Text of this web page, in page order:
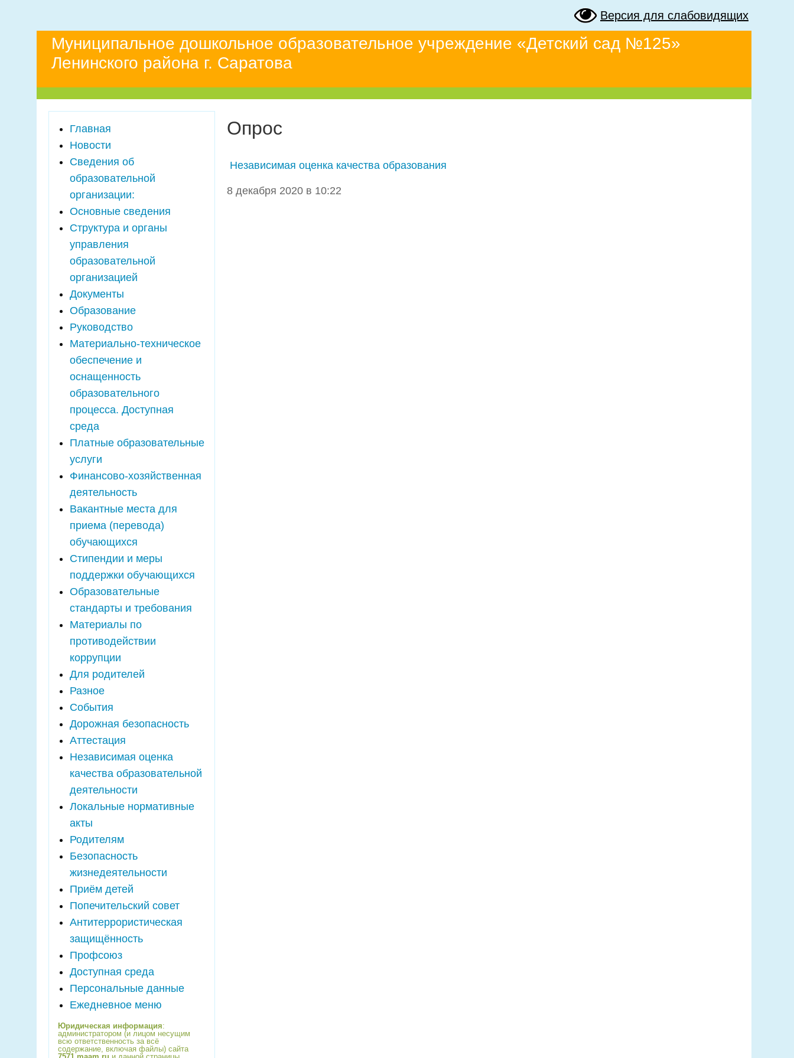
Версия для слабовидящих
Муниципальное дошкольное образовательное учреждение «Детский сад №125»
Ленинского района г. Саратова
Главная
Новости
Сведения об
образовательной
организации:
Основные сведения
Структура и органы
управления
образовательной
организацией
Документы
Образование
Руководство
Материально-техническое
обеспечение и
оснащенность
образовательного
процесса. Доступная
среда
Платные образовательные
услуги
Финансово-хозяйственная
деятельность
Вакантные места для
приема (перевода)
обучающихся
Стипендии и меры
поддержки обучающихся
Образовательные
стандарты и требования
Материалы по
противодействии
коррупции
Для родителей
Разное
События
Дорожная безопасность
Аттестация
Независимая оценка
качества образовательной
деятельности
Локальные нормативные
акты
Родителям
Безопасность
жизнедеятельности
Приём детей
Попечительский совет
Антитеррористическая
защищённость
Профсоюз
Доступная среда
Персональные данные
Ежедневное меню
Юридическая информация:
администратором (и лицом несущим
всю ответственность за всё
содержание, включая файлы) сайта
Опрос
Независимая оценка качества образования
8 декабря 2020 в 10:22